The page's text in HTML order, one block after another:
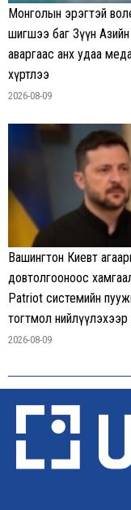
Монголын эрэгтэй
шигшээ баг Зүүн Азийн
аваргаас анх удаа
хүртлээ
2026-08-09
Вашингтон Киевт
довтолгооноос
Patriot системийн
тогтмол
2026-08-09